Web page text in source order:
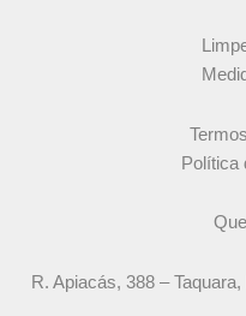
Política
R. Apiacás, 388 –